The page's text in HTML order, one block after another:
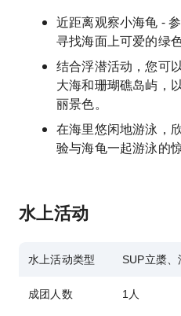
近距离观察小海龟 -
寻找海面上可爱的绿
结合浮潜活动，您可
大海和珊瑚礁岛屿，
丽景色。
在海里悠闲地游泳，
验与海龟一起游泳的
水上活动
水上活动类型 SUP立槳、
成团人数 1人